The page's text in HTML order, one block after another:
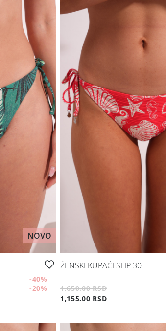
NOVO
-40%
-20%
ŽENSKI KUPAĆI SLIP 30
1,650.00 RSD
1,155.00 RSD